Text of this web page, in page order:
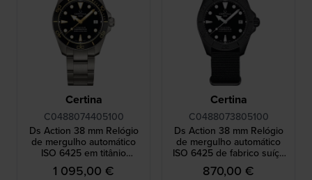
Certina
C0488074405100
Ds Action 38 mm Relógio
de mergulho automático
ISO 6425 em titânio
fabricado na Suíça
1 095,00 €
Certina
C0488073805100
Ds Action 38 mm Relógio
de mergulho automático
ISO 6425 de fabrico suíço
com bracelete NATO
870,00 €